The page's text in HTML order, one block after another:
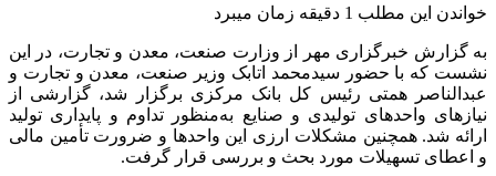
خواندن این مطلب 1 دقیقه زمان میبرد
به گزارش خبرگزاری مهر از وزارت صنعت، معدن و تجارت، در این
نشست که با حضور سیدمحمد اتابک وزیر صنعت، معدن و تجارت و
عبدالناصر همتی رئیس کل بانک مرکزی برگزار شد، گزارشی از
نیازهای واحدهای تولیدی و صنایع به‌منظور تداوم و پایداری تولید
ارائه شد. همچنین مشکلات ارزی این واحدها و ضرورت تأمین مالی
و اعطای تسهیلات مورد بحث و بررسی قرار گرفت.